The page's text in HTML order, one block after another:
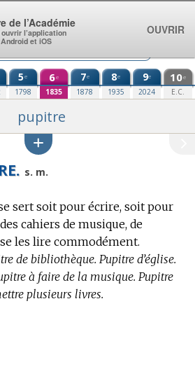
5e
1798
6e
1835
7e
1878
8e
1935
9e
2024
10e
E.C.
pupitre
s. m.
sert soit pour écrire, soit pour
cahiers de musique, de
les lire commodément.
de bibliothèque. Pupitre d’église.
à faire de la musique. Pupitre
plusieurs livres.
de l’Académie
l’application
et iOS
OUVRIR